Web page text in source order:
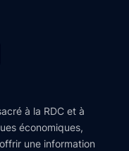
à la RDC et à
économiques,
une information